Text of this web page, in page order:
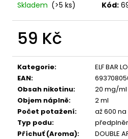
Skladem (>5 ks) Kód:
59 Kč
cena:
Kategorie:
ELF BAR
EAN:
Obsah nikotinu:
20 mg/
Objem náplně:
2 ml
Počet potažení:
až 600
Typ podu:
Příchuť (Aroma):
DOUBLE
LIO POD SUMMER
Původně:99 Kč